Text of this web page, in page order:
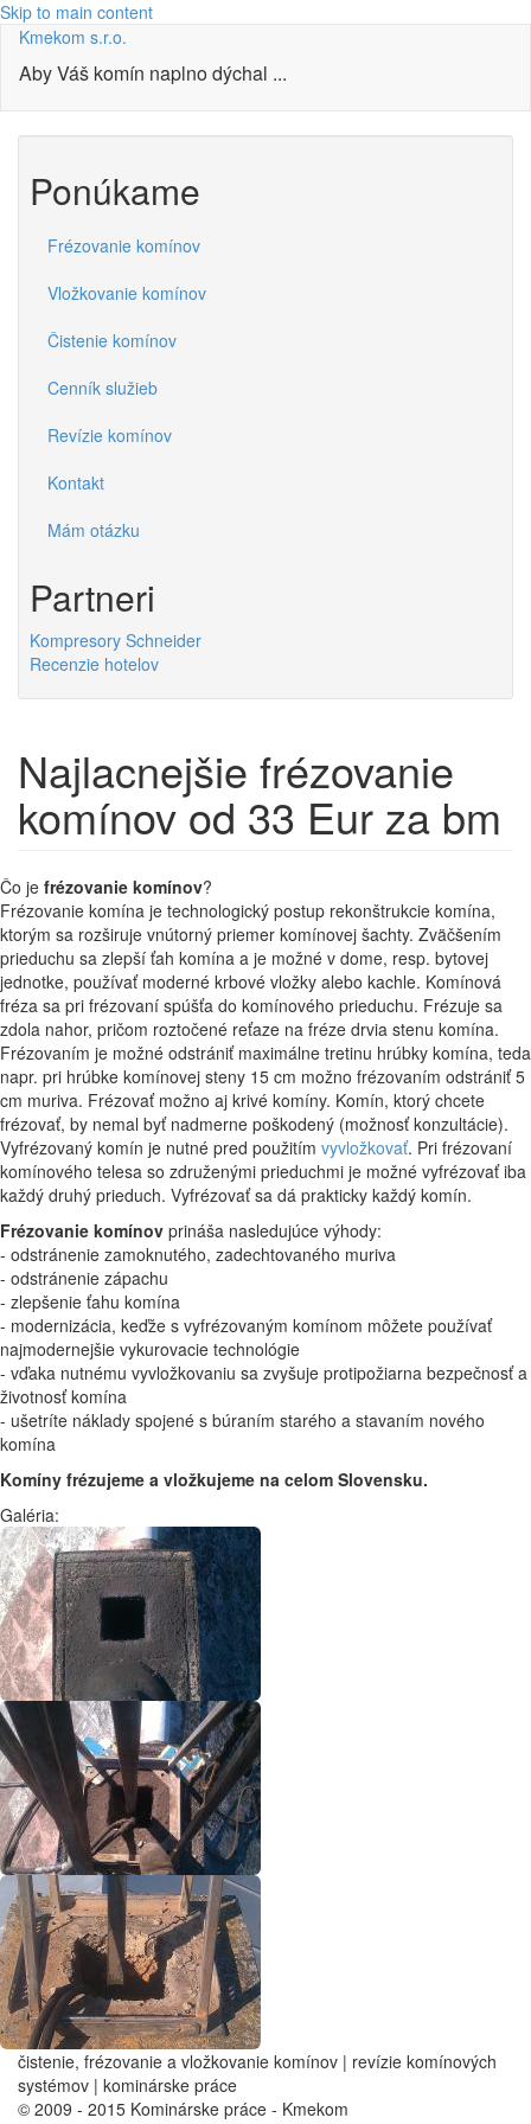
Skip to main content
Kmekom s.r.o.
Aby Váš komín naplno dýchal ...
Ponúkame
Frézovanie komínov
Vložkovanie komínov
Čistenie komínov
Cenník služieb
Revízie komínov
Kontakt
Mám otázku
Partneri
Kompresory Schneider
Recenzie hotelov
Najlacnejšie frézovanie
komínov od 33 Eur za bm
Čo je frézovanie komínov?
Frézovanie komína je technologický postup rekonštrukcie komína,
ktorým sa rozširuje vnútorný priemer komínovej šachty. Zväčšením
prieduchu sa zlepší ťah komína a je možné v dome, resp. bytovej
jednotke, používať moderné krbové vložky alebo kachle. Komínová
fréza sa pri frézovaní spúšťa do komínového prieduchu. Frézuje sa
zdola nahor, pričom roztočené reťaze na fréze drvia stenu komína.
Frézovaním je možné odstrániť maximálne tretinu hrúbky komína, teda
napr. pri hrúbke komínovej steny 15 cm možno frézovaním odstrániť 5
cm muriva. Frézovať možno aj krivé komíny. Komín, ktorý chcete
frézovať, by nemal byť nadmerne poškodený (možnosť konzultácie).
Vyfrézovaný komín je nutné pred použitím vyvložkovať. Pri frézovaní
komínového telesa so združenými prieduchmi je možné vyfrézovať iba
každý druhý prieduch. Vyfrézovať sa dá prakticky každý komín.
Frézovanie komínov prináša nasledujúce výhody:
- odstránenie zamoknutého, zadechtovaného muriva
- odstránenie zápachu
- zlepšenie ťahu komína
- modernizácia, keďže s vyfrézovaným komínom môžete používať
najmodernejšie vykurovacie technológie
- vďaka nutnému vyvložkovaniu sa zvyšuje protipožiarna bezpečnosť a
životnosť komína
- ušetríte náklady spojené s búraním starého a stavaním nového
komína
Komíny frézujeme a vložkujeme na celom Slovensku.
Galéria:
čistenie, frézovanie a vložkovanie komínov | revízie komínových
systémov | kominárske práce
© 2009 - 2015 Kominárske práce - Kmekom